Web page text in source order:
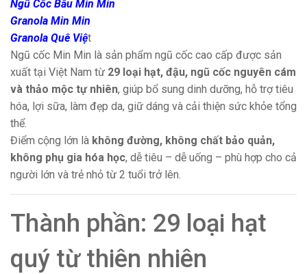
Ngũ Cốc Bầu Min Min
Granola Min Min
Granola Quê Việt
Ngũ cốc Min Min là sản phẩm ngũ cốc cao cấp được sản
xuất tại Việt Nam từ 29 loại hạt, đậu, ngũ cốc nguyên cám
và thảo mộc tự nhiên, giúp bổ sung dinh dưỡng, hỗ trợ tiêu
hóa, lợi sữa, làm đẹp da, giữ dáng và cải thiện sức khỏe tổng
thể.
Điểm cộng lớn là không đường, không chất bảo quản,
không phụ gia hóa học, dễ tiêu – dễ uống – phù hợp cho cả
người lớn và trẻ nhỏ từ 2 tuổi trở lên.
Thành phần: 29 loại hạt
quý từ thiên nhiên